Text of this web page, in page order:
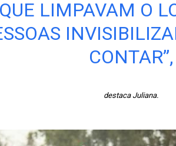
LIMPAVAM O
CONTAR”,
destaca Juliana.